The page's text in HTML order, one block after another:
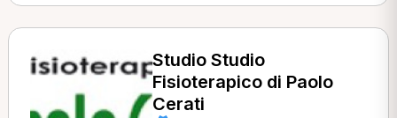
Studio Studio
Fisioterapico di Paolo
Cerati